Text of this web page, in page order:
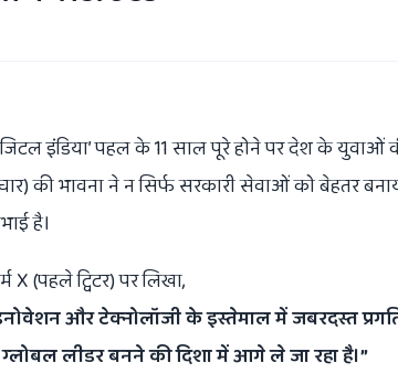
इंडिया’ पहल के 11 साल पूरे होने पर देश के
की भावना ने न सिर्फ सरकारी सेवाओं को बेहतर
है।
X (पहले ट्विटर) पर लिखा,
और टेक्नोलॉजी के इस्तेमाल में जबरदस्त
लीडर बनने की दिशा में आगे ले जा रहा है।”